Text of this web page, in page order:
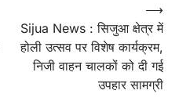
Sijua News : सिजुआ क्षेत्र में
होली उत्सव पर विशेष कार्यक्रम,
निजी वाहन चालकों को दी गई
उपहार सामग्री
⟶